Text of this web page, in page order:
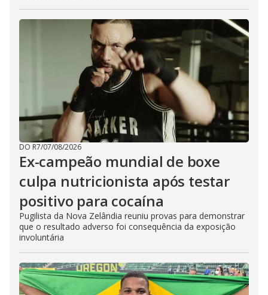
DO R7/07/08/2026
Ex-campeão mundial de boxe
culpa nutricionista após testar
positivo para cocaína
Pugilista da Nova Zelândia reuniu provas para demonstrar
que o resultado adverso foi consequência da exposição
involuntária